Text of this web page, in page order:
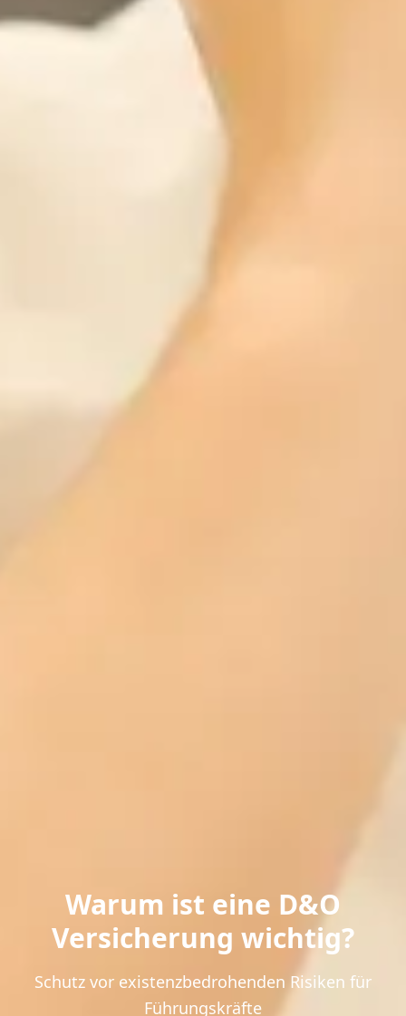
Warum ist eine D&O
Versicherung wichtig?
Schutz vor existenzbedrohenden Risiken für
Führungskräfte